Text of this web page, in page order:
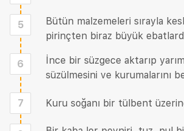
5
Bütün malzemeleri sırayla
pirinçten biraz büyük
6
İnce bir süzgece aktarıp
süzülmesini ve kurumalarını
7 Kuru soğanı bir tülbent